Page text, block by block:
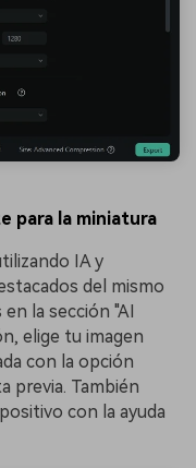
para la miniatura
IA y
del mismo
la sección "AI
elige tu imagen
con la opción
previa. También
con la ayuda